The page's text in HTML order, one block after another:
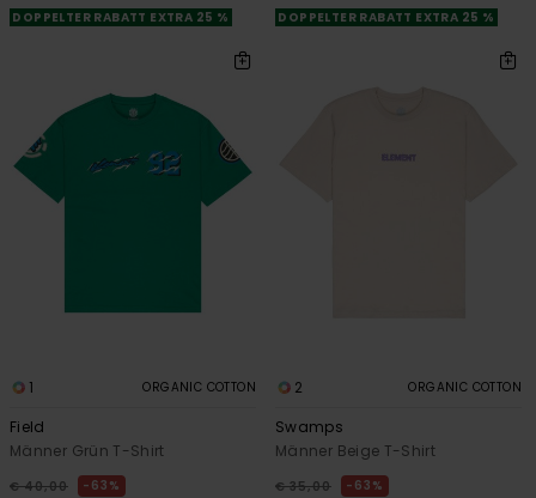
DOPPELTER RABATT EXTRA 25 %
DOPPELTER RABATT EXTRA 25 %
1 ORGANIC COTTON
Field
Männer Grün T-Shirt
€ 40,00 63%
2 ORGANIC COTTON
Swamps
Männer Beige T-Shirt
€ 35,00 63%